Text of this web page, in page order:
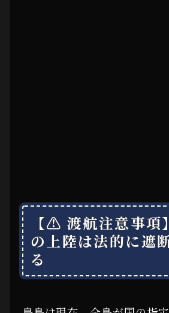
【⚠ 渡航注意事項
の上陸は法的に遮
る